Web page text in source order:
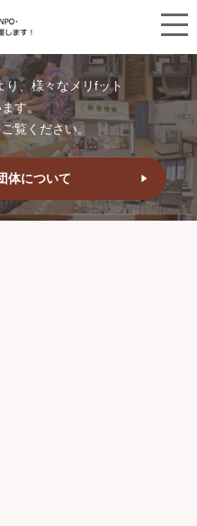
り、様々なメリfット
す。
覧ください。
体について